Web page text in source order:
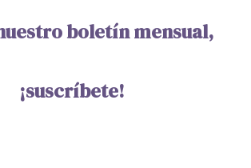
boletín mensual,
¡suscríbete!